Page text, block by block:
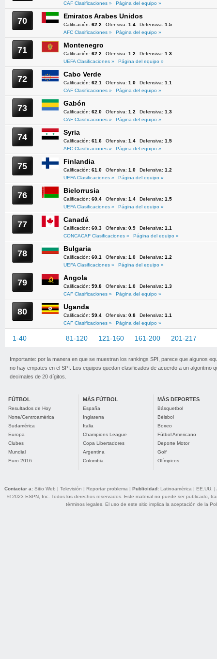
CAF Clasificaciones »
Página del equipo »
70 Emiratos Arabes Unidos
Calificación: 62.2 Ofensiva: 1.4 Defensiva: 1.5
AFC Clasificaciones »
Página del equipo »
71 Montenegro
Calificación: 62.2 Ofensiva: 1.2 Defensiva: 1.3
UEFA Clasificaciones »
Página del equipo »
72 Cabo Verde
Calificación: 62.1 Ofensiva: 1.0 Defensiva: 1.1
CAF Clasificaciones »
Página del equipo »
73 Gabón
Calificación: 62.0 Ofensiva: 1.2 Defensiva: 1.3
CAF Clasificaciones »
Página del equipo »
74 Syria
Calificación: 61.6 Ofensiva: 1.4 Defensiva: 1.5
AFC Clasificaciones »
Página del equipo »
75 Finlandia
Calificación: 61.0 Ofensiva: 1.0 Defensiva: 1.2
UEFA Clasificaciones »
Página del equipo »
76 Bielorrusia
Calificación: 60.4 Ofensiva: 1.4 Defensiva: 1.5
UEFA Clasificaciones »
Página del equipo »
77 Canadá
Calificación: 60.3 Ofensiva: 0.9 Defensiva: 1.1
CONCACAF Clasificaciones »
Página del equipo »
78 Bulgaria
Calificación: 60.1 Ofensiva: 1.0 Defensiva: 1.2
UEFA Clasificaciones »
Página del equipo »
79 Angola
Calificación: 59.8 Ofensiva: 1.0 Defensiva: 1.3
CAF Clasificaciones »
Página del equipo »
80 Uganda
Calificación: 59.4 Ofensiva: 0.8 Defensiva: 1.1
CAF Clasificaciones »
Página del equipo »
1-40 81-120 121-160 161-200 201-217
Importante: por la manera en que se muestran los rankings SPI, parece que algunos
no hay empates en el SPI. Los equipos quedan clasificados de acuerdo a un algoritmo
decimales de 20 dígitos.
FÚTBOL
Resultados de Hoy
Norte/Centroamérica
Sudamérica
Europa
Clubes
Mundial
Euro 2016
MÁS FÚTBOL
España
Inglaterra
Italia
Champions League
Copa Libertadores
Argentina
Colombia
MÁS DEPORTES
Básquetbol
Béisbol
Boxeo
Fútbol Americano
Deporte Motor
Golf
Olímpicos
Contactar a: Sitio Web | Televisión | Reportar problema | Publicidad: Latinoamérica | EE.UU. |
© 2023 ESPN, Inc. Todos los derechos reservados. Este material no puede ser publicado,
términos legales. El uso de este sitio implica la aceptación de la